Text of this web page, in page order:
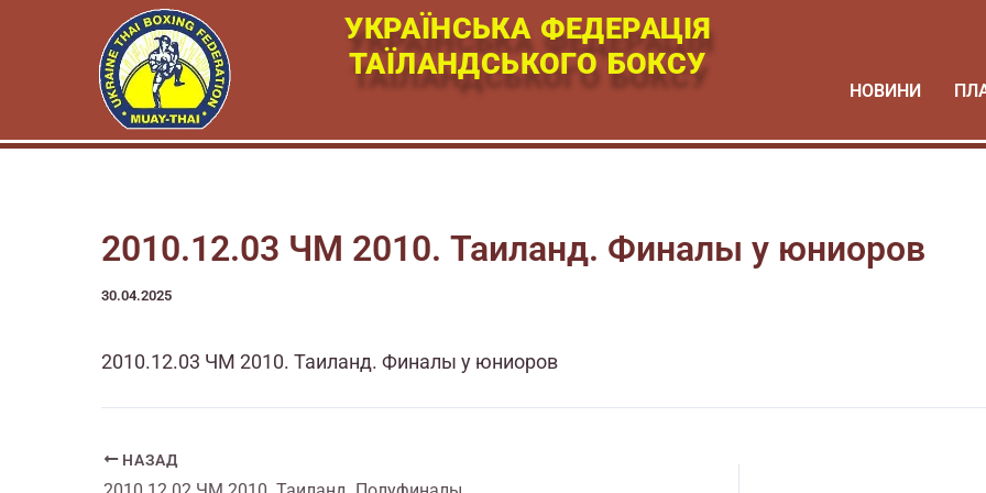
содержимому
УКРАЇНСЬКА ФЕДЕРАЦІЯ
ТАЇЛАНДСЬКОГО БОКСУ
НОВИНИ
2010.12.03 ЧМ 2010. Таиланд. Финалы у юниоров
30.04.2025
2010.12.03 ЧМ 2010. Таиланд. Финалы у юниоров
НАЗАД